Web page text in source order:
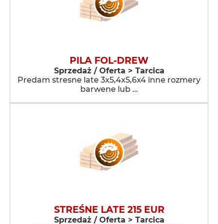
PILA FOL-DREW
Sprzedaż / Oferta > Tarcica
Predam stresne late 3x5,4x5,6x4 inne rozmery
barwene lub …
STREŚNE LATE 215 EUR
Sprzedaż / Oferta > Tarcica